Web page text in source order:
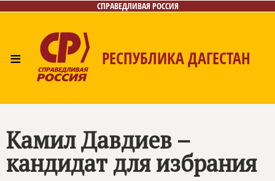
СПРАВЕДЛИВАЯ РОССИЯ
≡ РЕСПУБЛИКА ДАГЕСТАН
Камил Давдиев –
кандидат для избрания